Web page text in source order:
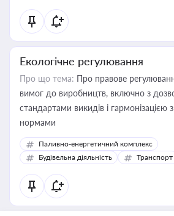
Екологічне регулювання
Про що тема: Про правове
вимог до виробництв, включно з
стандартами викидів і гармонізацією
нормами
Паливно-енергетичний комплекс
Будівельна діяльність
Транспорт